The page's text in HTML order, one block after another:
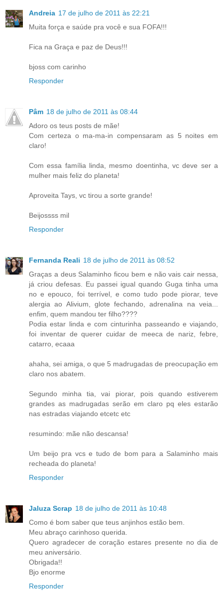
Andreia 17 de julho de 2011 às 22:21
Muita força e saúde pra você e sua FOFA!!!
Fica na Graça e paz de Deus!!!
bjoss com carinho
Responder
Pâm 18 de julho de 2011 às 08:44
Adoro os teus posts de mãe!
Com certeza o ma-ma-in compensaram as 5 noites em
claro!
Com essa família linda, mesmo doentinha, vc deve ser a
mulher mais feliz do planeta!
Aproveita Tays, vc tirou a sorte grande!
Beijossss mil
Responder
Fernanda Reali 18 de julho de 2011 às 08:52
Graças a deus Salaminho ficou bem e não vais cair nessa,
já criou defesas. Eu passei igual quando Guga tinha uma
no e epouco, foi terrível, e como tudo pode piorar, teve
alergia ao Alivium, glote fechando, adrenalina na veia...
enfim, quem mandou ter filho????
Podia estar linda e com cinturinha passeando e viajando,
foi inventar de querer cuidar de meeca de nariz, febre,
catarro, ecaaa
ahaha, sei amiga, o que 5 madrugadas de preocupação em
claro nos abatem.
Segundo minha tia, vai piorar, pois quando estiverem
grandes as madrugadas serão em claro pq eles estarão
nas estradas viajando etcetc etc
resumindo: mãe não descansa!
Um beijo pra vcs e tudo de bom para a Salaminho mais
recheada do planeta!
Responder
Jaluza Scrap 18 de julho de 2011 às 10:48
Como é bom saber que teus anjinhos estão bem.
Meu abraço carinhoso querida.
Quero agradecer de coração estares presente no dia de
meu aniversário.
Obrigada!!
Bjo enorme
Responder